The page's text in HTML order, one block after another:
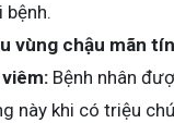
bệnh.
vùng chậu mãn
Bệnh nhân
này khi có triệu